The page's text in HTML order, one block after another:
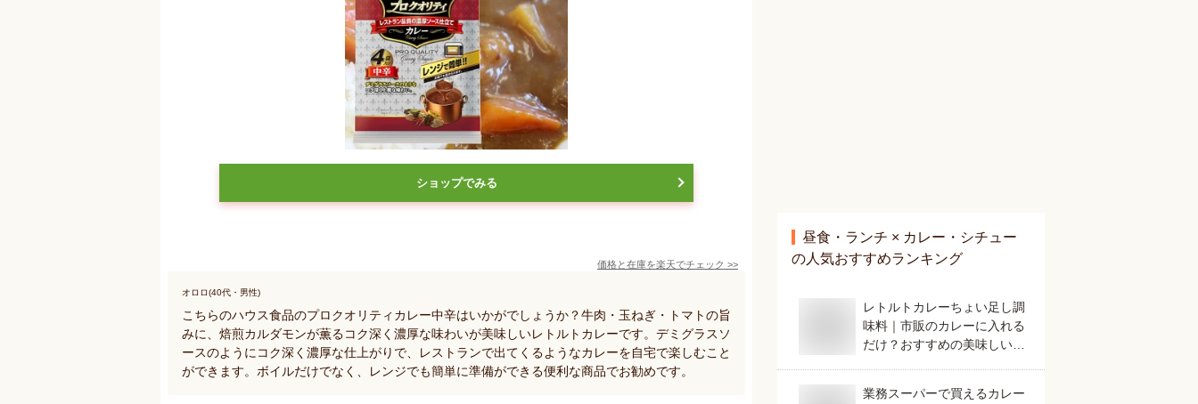
ショップでみる
価格と在庫を楽天でチェック >>
オロロ(40代・男性)
こちらのハウス食品のプロクオリティカレー中辛はいかがでしょうか？牛肉・玉ねぎ・トマトの旨
みに、焙煎カルダモンが薫るコク深く濃厚な味わいが美味しいレトルトカレーです。デミグラスソ
ースのようにコク深く濃厚な仕上がりで、レストランで出てくるようなカレーを自宅で楽しむこと
ができます。ボイルだけでなく、レンジでも簡単に準備ができる便利な商品でお勧めです。
昼食・ランチ × カレー・シチュー
の人気おすすめランキング
レトルトカレーちょい足し調
味料｜市販のカレーに入れる
だけ？おすすめの美味しいも
業務スーパーで買えるカレー